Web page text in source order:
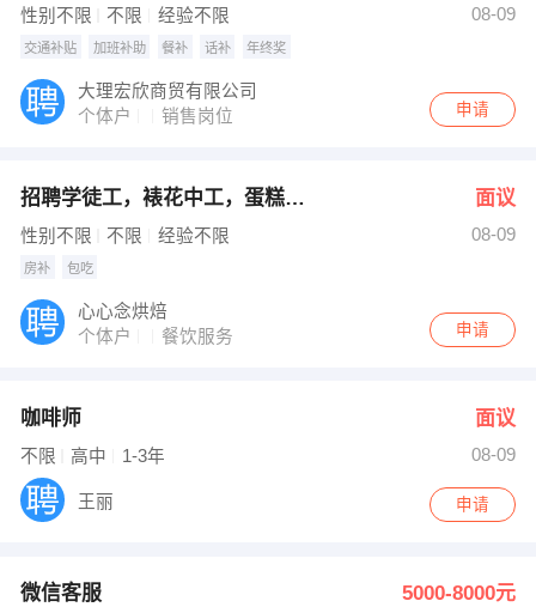
性别不限 不限 经验不限 08-09
交通补贴 加班补助 餐补 话补 年终奖
大理宏欣商贸有限公司
个体户
销售岗位 申请
招聘学徒工，裱花中工，蛋糕，面包 面议
性别不限 不限 经验不限 08-09
房补 包吃
心心念烘焙
个体户
餐饮服务 申请
咖啡师 面议
不限 高中 1-3年 08-09
王丽 申请
微信客服 5000-8000元